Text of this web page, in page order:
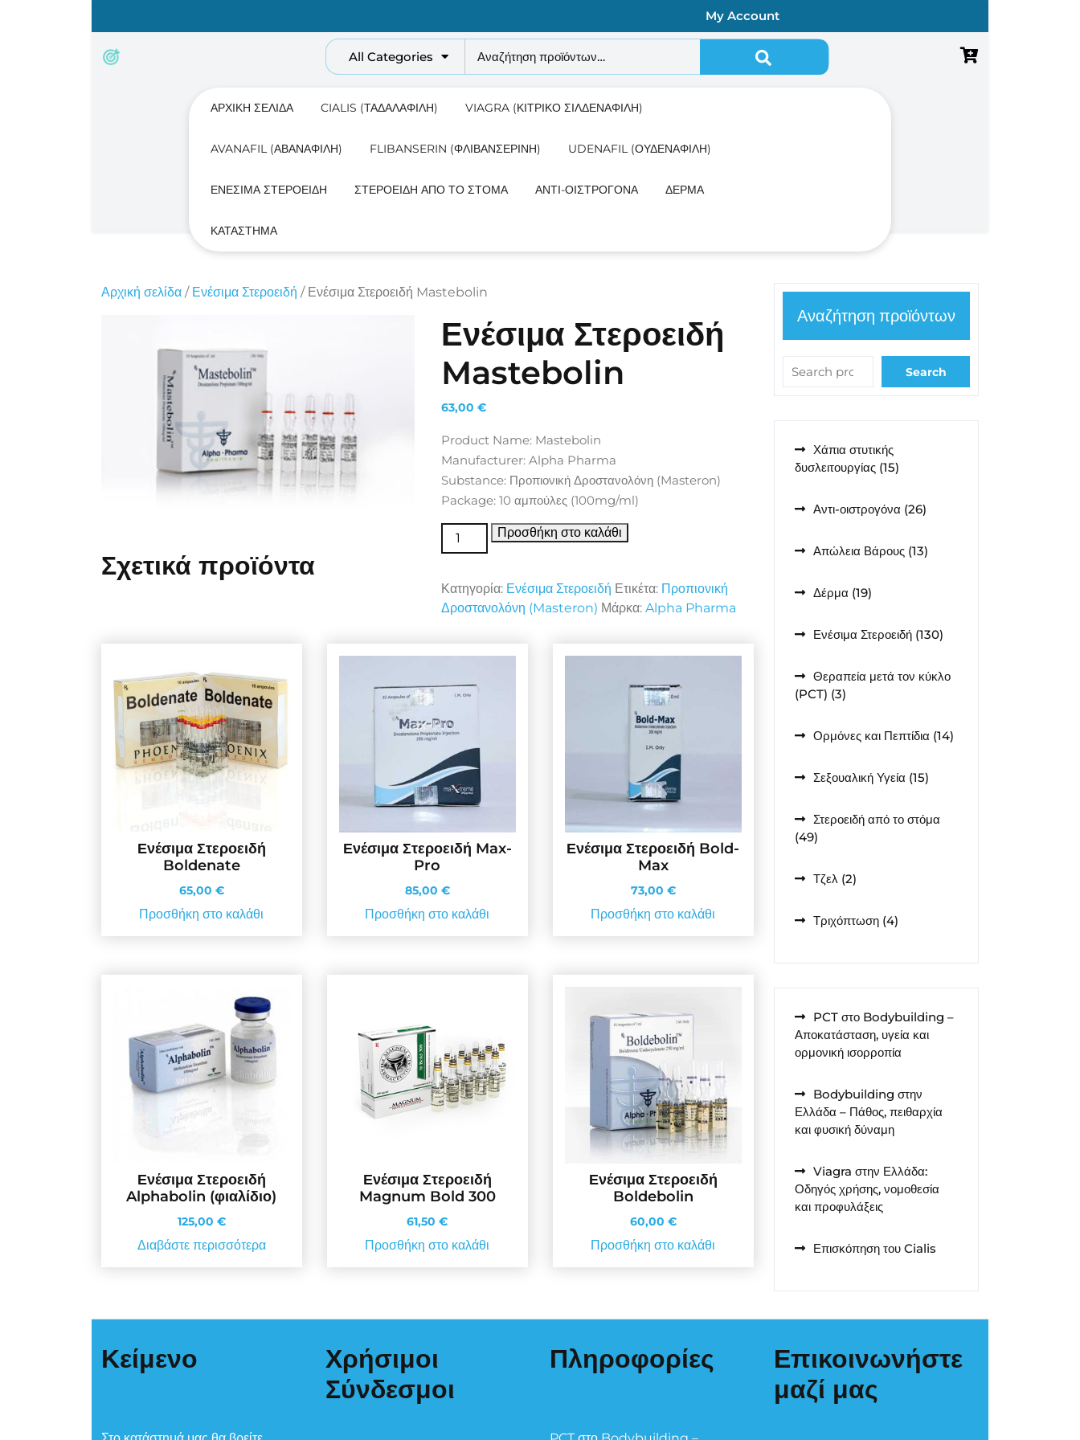
content
My Account
All Categories
Αναζήτηση για:
ΑΡΧΙΚΉ ΣΕΛΊΔΑ CIALIS (ΤΑΔΑΛΑΦΊΛΗ) VIAGRA (ΚΙΤΡΙΚΌ ΣΙΛΔΕΝΑΦΊΛΗ)
AVANAFIL (ΑΒΑΝΑΦΊΛΗ) FLIBANSERIN (ΦΛΙΒΑΝΣΕΡΊΝΗ) UDENAFIL (ΟΥΔΕΝΑΦΊΛΗ)
ΕΝΈΣΙΜΑ ΣΤΕΡΟΕΙΔΉ ΣΤΕΡΟΕΙΔΉ ΑΠΌ ΤΟ ΣΤΌΜΑ ΑΝΤΙ-ΟΙΣΤΡΟΓΌΝΑ ΔΈΡΜΑ
ΚΑΤΆΣΤΗΜΑ
Αρχική σελίδα / Ενέσιμα Στεροειδή / Ενέσιμα Στεροειδή Mastebolin
Ενέσιμα Στεροειδή
Mastebolin
63,00 €
Product Name: Mastebolin
Manufacturer: Alpha Pharma
Substance: Προπιονική Δροστανολόνη (Masteron)
Package: 10 αμπούλες (100mg/ml)
Ενέσιμα Στεροειδή Mastebolin ποσότητα
Προσθήκη στο καλάθι
Κατηγορία: Ενέσιμα Στεροειδή Ετικέτα: Προπιονική
Δροστανολόνη (Masteron) Μάρκα: Alpha Pharma
Σχετικά προϊόντα
Ενέσιμα Στεροειδή
Boldenate
65,00 €
Προσθήκη στο καλάθι
Ενέσιμα Στεροειδή Max-
Pro
85,00 €
Προσθήκη στο καλάθι
Ενέσιμα Στεροειδή Bold-
Max
73,00 €
Προσθήκη στο καλάθι
Ενέσιμα Στεροειδή
Alphabolin (φιαλίδιο)
125,00 €
Διαβάστε περισσότερα
Ενέσιμα Στεροειδή
Magnum Bold 300
61,50€
Προσθήκη στο καλάθι
Ενέσιμα Στεροειδή
Boldebolin
60,00 €
Προσθήκη στο καλάθι
Αναζήτηση προϊόντων
Search
Χάπια στυτικής
δυσλειτουργίας 1515
Αντι-οιστρογόνα 2626
Απώλεια Βάρους 1313
Δέρμα 1919
Ενέσιμα Στεροειδή 130130
Θεραπεία μετά τον κύκλο
(PCT) 33
Ορμόνες και Πεπτίδια 1414
Σεξουαλική Υγεία 1515
Στεροειδή από το στόμα
4949
Τζελ 22
Τριχόπτωση 44
PCT στο Bodybuilding –
Αποκατάσταση, υγεία και
ορμονική ισορροπία
Bodybuilding στην
Ελλάδα – Πάθος, πειθαρχία
και φυσική δύναμη
Viagra στην Ελλάδα:
Οδηγός χρήσης, νομοθεσία
και προφυλάξεις
Επισκόπηση του Cialis
Κείμενο
Χρήσιμοι
Σύνδεσμοι
Πληροφορίες
Επικοινωνήστε
μαζί μας